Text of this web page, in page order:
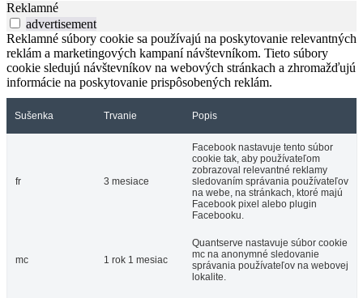
Reklamné
advertisement
Reklamné súbory cookie sa používajú na poskytovanie relevantných
reklám a marketingových kampaní návštevníkom. Tieto súbory
cookie sledujú návštevníkov na webových stránkach a zhromažďujú
informácie na poskytovanie prispôsobených reklám.
Sušenka Trvanie Popis
fr 3 mesiace
Facebook nastavuje tento súbor
cookie tak, aby používateľom
zobrazoval relevantné reklamy
sledovaním správania používateľov
na webe, na stránkach, ktoré majú
Facebook pixel alebo plugin
Facebooku.
mc 1 rok 1 mesiac
Quantserve nastavuje súbor cookie
mc na anonymné sledovanie
správania používateľov na webovej
lokalite.